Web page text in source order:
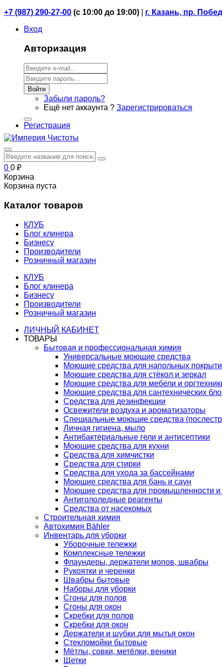
+7 (987) 290-27-00 (с 10:00 до 19:00)
г. Казань, пр.
Вход
Авторизация
Войти
Забыли пароль?
Ещё нет аккаунта ? Зарегистрироваться
Регистрация
0 0 ₽
Корзина
Корзина пуста
Каталог товаров
КЛУБ
Блог клинера
Бизнесу
Производители
Розничный магазин
КЛУБ
Блог клинера
Бизнесу
Производители
Розничный магазин
ЛИЧНЫЙ КАБИНЕТ
ТОВАРЫ
Бытовая и профессиональная химия
Универсальные моющие средства
Моющие средства для напольных
Моющие средства для стёкол и зеркал
Моющие средства для мебели и
Моющие средства для сантехнических
Средства для дезинфекции
Освежители воздуха и ароматизаторы
Специальные моющие средства
Личная гигиена, мыло
Антибактериальные гели и антисептики
Моющие средства для кухни
Средства для химчистки
Средства для стирки
Средства для ухода за бассейнами
Моющие средства для бань и саун
Моющие средства для промышленности и
Антигололедные реагенты
Средства от насекомых
Строительная химия
Автохимия Bähler
Инвентарь для уборки
Уборочные тележки
Комплексные тележки
Флаундеры, держатели мопов, швабры
Рукоятки и черенки
Швабры бытовые
Наборы для уборки
Сгоны для полов
Сгоны для окон
Скребки для полов
Скребки для окон
Держатели и шубки для мытья окон
Стекломойки бытовые
Мётлы, совки, метёлки, веники
Щетки